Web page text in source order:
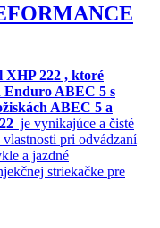
XHP 222 , ktoré
Enduro ABEC 5 s
ABEC 5 a
je vynikajúce a čisté
pri odvádzaní
a jazdné
striekačke pre